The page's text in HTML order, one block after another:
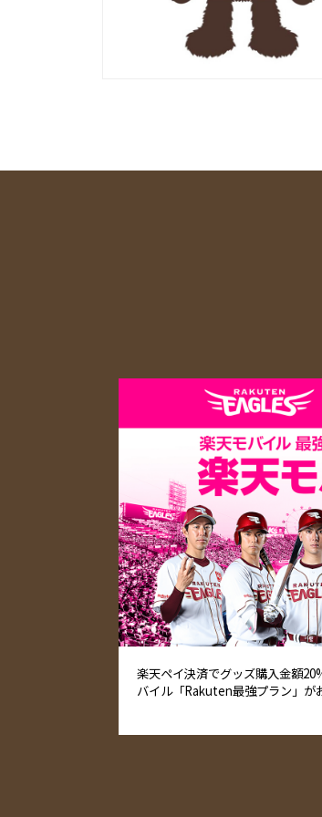
楽天ペイ決済でグッズ購入金額
バイル「Rakuten最強プラン」が